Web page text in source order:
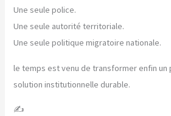
Une seule police.
Une seule autorité territoriale.
Une seule politique migratoire nationale.
le temps est venu de transformer enfin
solution institutionnelle durable.
✍️